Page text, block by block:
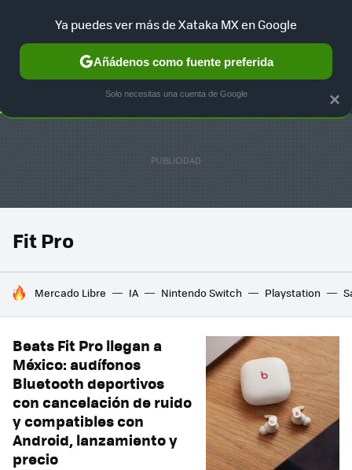
SELECCIÓN GAMING HOME AUTO TERRITORIO
Fit Pro
HOY SE HABLA DE
Mercado Libre IA Nintendo Switch Playstation
Beats Fit Pro llegan a
México: audífonos
Bluetooth deportivos
con cancelación de ruido
y compatibles con
Android, lanzamiento y
precio
×
Ya puedes ver más de Xataka MX en Google
Añádenos como fuente preferida
Solo necesitas una cuenta de Google